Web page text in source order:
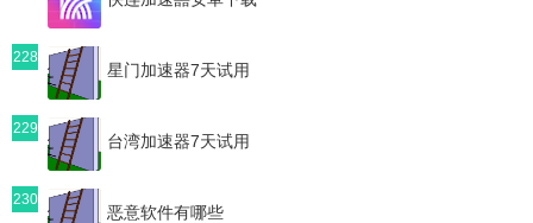
228
星门加速器7天试用
229
台湾加速器7天试用
230
恶意软件有哪些